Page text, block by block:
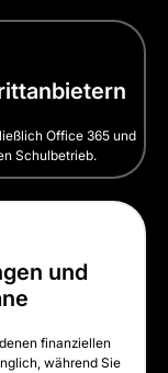
Office 365 und
Schulbetrieb.
und
finanziellen
während Sie